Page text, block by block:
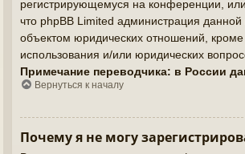
регистрирующемуся на конференции,
что phpBB Limited администрация
объектом юридических отношений, кроме
использования и/или юридических
Примечание переводчика: в России
Вернуться к началу
Почему я не могу